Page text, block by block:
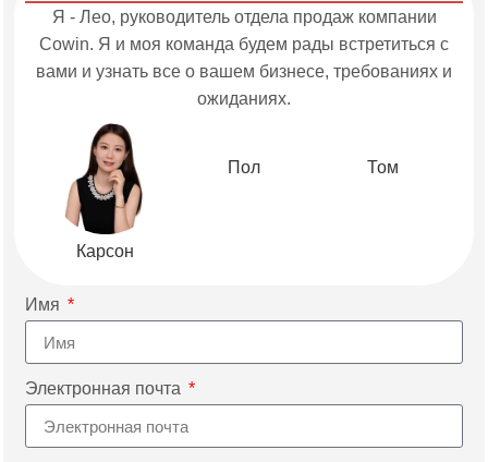
Я - Лео, руководитель отдела продаж компании
Cowin. Я и моя команда будем рады встретиться с
вами и узнать все о вашем бизнесе, требованиях и
ожиданиях.
Карсон
Пол Том
Имя
Электронная почта